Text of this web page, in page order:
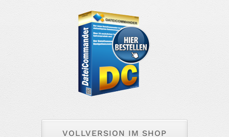
VOLLVERSION IM SHOP